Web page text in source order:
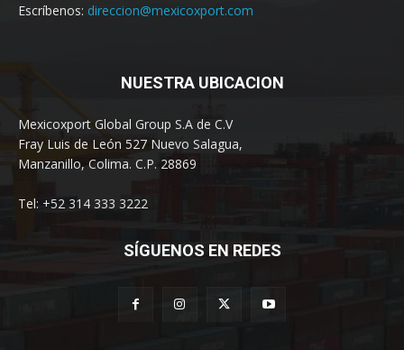
Escríbenos: direccion@mexicoxport.com
NUESTRA UBICACION
Mexicoxport Global Group S.A de C.V
Fray Luis de León 527 Nuevo Salagua,
Manzanillo, Colima. C.P. 28869
Tel: +52 314 333 3222
SÍGUENOS EN REDES